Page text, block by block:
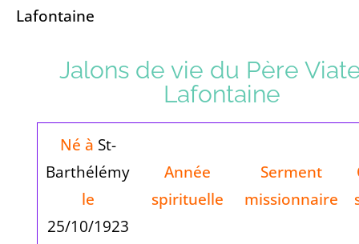
Lafontaine
Jalons de vie du Père
Lafontaine
Né à St-
Barthélémy
le
25/10/1923
Année
spirituelle
Serment
missionnaire